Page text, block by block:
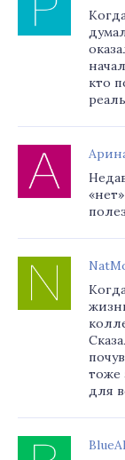
кто
тоже
для